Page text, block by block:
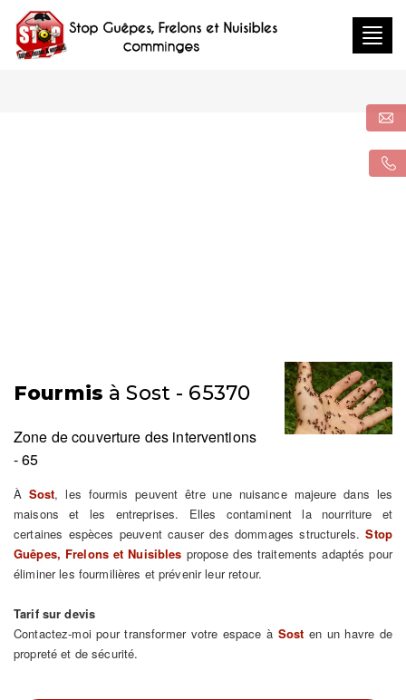
Fourmis à Sost - 65370
Zone de couverture des interventions
- 65
À Sost, les fourmis peuvent être une nuisance majeure dans les
maisons et les entreprises. Elles contaminent la nourriture et
certaines espèces peuvent causer des dommages structurels.Stop
Guêpes, Frelons et Nuisibles propose des traitements adaptés pour
éliminer les fourmilières et prévenir leur retour.
Tarif sur devis
Contactez-moi pour transformer votre espace à Sost en un havre de
propreté et de sécurité.